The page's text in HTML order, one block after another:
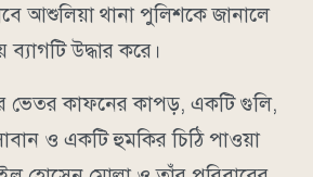
আশুলিয়া থানা পুলিশকে জানালে
উদ্ধার করে।
ভেতর কাফনের কাপড়, একটি গুলি,
ও একটি হুমকির চিঠি পাওয়া